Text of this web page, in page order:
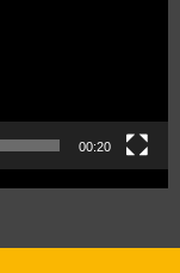
00:20